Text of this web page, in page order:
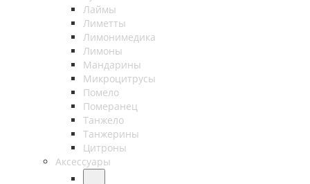
Лаймы
Лиметты
Лимонимедика
Лимоны
Мандарины
Микроцитрусы
Помело
Померанец
Танжело
Танжерины
Цитроны
Аксессуары